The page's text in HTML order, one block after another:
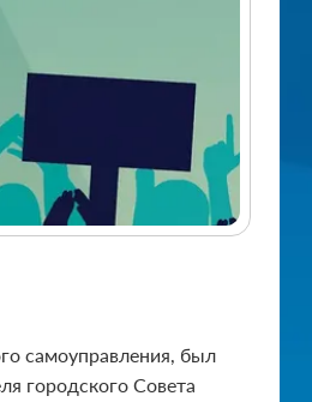
самоуправления, был
городского Совета